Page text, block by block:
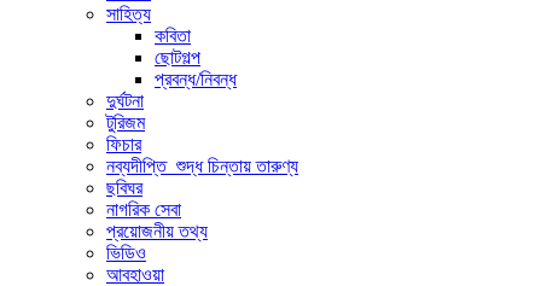
সাহিত্য
কবিতা
ছোটগল্প
প্রবন্ধ/নিবন্ধ
দুর্ঘটনা
টুরিজম
ফিচার
নব্যদীপ্তি_শুদ্ধ চিন্তায় তারুণ্য
ছবিঘর
নাগরিক সেবা
প্রয়োজনীয় তথ্য
ভিডিও
আবহাওয়া